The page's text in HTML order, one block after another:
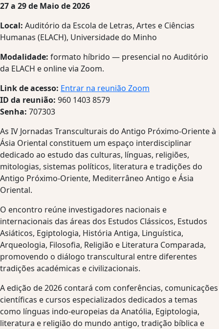
27 a 29 de Maio de 2026
Local: Auditório da Escola de Letras, Artes e Ciências
Humanas (ELACH), Universidade do Minho
Modalidade: formato híbrido — presencial no Auditório
da ELACH e online via Zoom.
Link de acesso: Entrar na reunião Zoom
ID da reunião: 960 1403 8579
Senha: 707303
As IV Jornadas Transculturais do Antigo Próximo-Oriente à
Ásia Oriental constituem um espaço interdisciplinar
dedicado ao estudo das culturas, línguas, religiões,
mitologias, sistemas políticos, literatura e tradições do
Antigo Próximo-Oriente, Mediterrâneo Antigo e Ásia
Oriental.
O encontro reúne investigadores nacionais e
internacionais das áreas dos Estudos Clássicos, Estudos
Asiáticos, Egiptologia, História Antiga, Linguística,
Arqueologia, Filosofia, Religião e Literatura Comparada,
promovendo o diálogo transcultural entre diferentes
tradições académicas e civilizacionais.
A edição de 2026 contará com conferências, comunicações
científicas e cursos especializados dedicados a temas
como línguas indo-europeias da Anatólia, Egiptologia,
literatura e religião do mundo antigo, tradição bíblica e